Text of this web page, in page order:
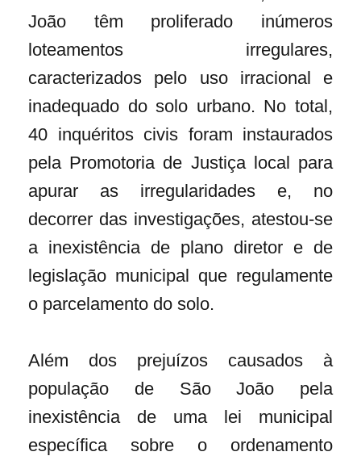
João têm proliferado inúmeros
loteamentos irregulares,
caracterizados pelo uso irracional e
inadequado do solo urbano. No total,
40 inquéritos civis foram instaurados
pela Promotoria de Justiça local para
apurar as irregularidades e, no
decorrer das investigações, atestou-se
a inexistência de plano diretor e de
legislação municipal que regulamente
o parcelamento do solo.
Além dos prejuízos causados à
população de São João pela
inexistência de uma lei municipal
específica sobre o ordenamento